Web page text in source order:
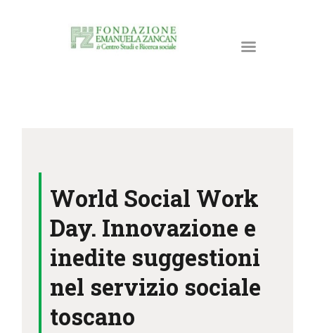
ATTIVITÀ E PROGETTI
RISORSE
NEWS
DONA ORA
IL MIO ACCOUNT
World Social Work
Day. Innovazione e
inedite suggestioni
nel servizio sociale
toscano